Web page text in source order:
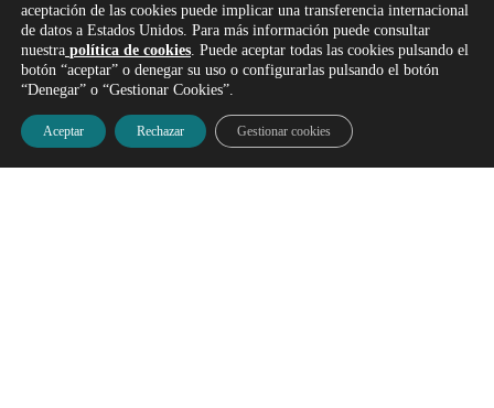
aceptación de las cookies puede implicar una transferencia internacional
de datos a Estados Unidos. Para más información puede consultar
nuestra política de cookies. Puede aceptar todas las cookies pulsando el
botón “aceptar” o denegar su uso o configurarlas pulsando el botón
“Denegar” o “Gestionar Cookies”.
Aceptar Rechazar Gestionar cookies